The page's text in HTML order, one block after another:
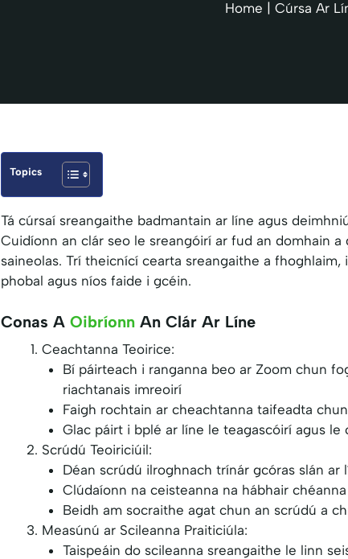
Home Cúrsa Ar
Topics
Tá cúrsaí sreangaithe badmantain ar líne agus
Cuidíonn an clár seo le sreangóirí ar fud an domhain
saineolas. Trí theicnící cearta sreangaithe a
phobal agus níos faide i gcéin.
Conas A Oibríonn An Clár Ar Líne
Ceachtanna Teoirice:
Bí páirteach i ranganna beo ar Zoom chun
riachtanais imreoirí
Faigh rochtain ar cheachtanna taifeadta
Glac páirt i bplé ar líne le teagascóirí agus le
Scrúdú Teoiriciúil:
Déan scrúdú ilroghnach trínár gcóras slán ar
Clúdaíonn na ceisteanna na hábhair
Beidh am socraithe agat chun an scrúdú a
Measúnú ar Scileanna Praiticiúla:
Taispeáin do scileanna sreangaithe le linn